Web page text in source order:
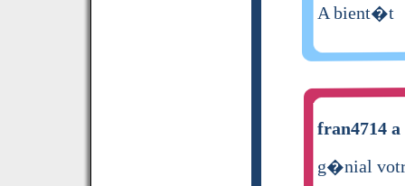
A bient�t
fran4714
g�nial